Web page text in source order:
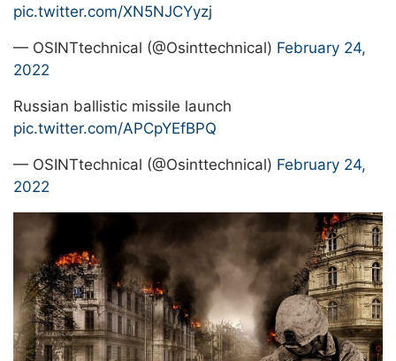
pic.twitter.com/XN5NJCYyzj
— OSINTtechnical (@Osinttechnical) February 24,
2022
Russian ballistic missile launch
pic.twitter.com/APCpYEfBPQ
— OSINTtechnical (@Osinttechnical) February 24,
2022